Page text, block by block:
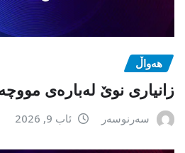
هەواڵ
زانیاری نوێ لەبارەی
سەرنوسەر ئاب 9, 2026